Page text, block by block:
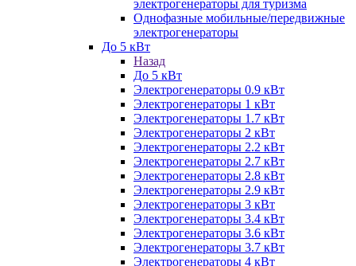
электрогенераторы для туризма
Однофазные мобильные/передвижные
электрогенераторы
До 5 кВт
Назад
До 5 кВт
Электрогенераторы 0.9 кВт
Электрогенераторы 1 кВт
Электрогенераторы 1.7 кВт
Электрогенераторы 2 кВт
Электрогенераторы 2.2 кВт
Электрогенераторы 2.7 кВт
Электрогенераторы 2.8 кВт
Электрогенераторы 2.9 кВт
Электрогенераторы 3 кВт
Электрогенераторы 3.4 кВт
Электрогенераторы 3.6 кВт
Электрогенераторы 3.7 кВт
Электрогенераторы 4 кВт